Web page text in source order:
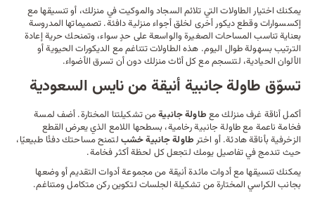
يمكنك اختيار الطاولات التي تلائمالسجادوالموكيت في منزلك، أو تنسيقها مع
إكسسوارات وقطع ديكور أخرى لخلق أجواء منزلية دافئة. تصميماتها المدروسة
بعناية تناسب المساحات الصغيرة والواسعة على حدٍ سواء، وتمنحك حرية إعادة
الترتيب بسهولة طوال اليوم. هذه الطاولات تتناغم مع الديكورات الحيوية أو
الألوان الحيادية، لتنسجم مع كل أثاث منزلك دون أن تسرق الأضواء.
تسوّق طاولة جانبية أنيقة من نايس السعودية
أكمل أناقة غرف منزلك معطاولة جانبيةمن تشكيلتنا المختارة. أضف لمسة
فخامة ناعمة مع طاولة جانبية رخامية، بسطحها اللامع الذي يعرض القطع
الزخرفية بأناقة هادئة. أو اخترطاولة جانبية خشبلتمنح مساحتك دفئًا طبيعيًا،
حيث تندمج في تفاصيل يومك لتجعل كل لحظة أكثر فخامة.
يمكنك تنسيقها معأدوات مائدةأنيقة من مجموعة أدوات التقديم أو وضعها
بجانبالكراسيالمختارة من تشكيلة الجلسات لتكوين ركن متكامل ومتناغم.